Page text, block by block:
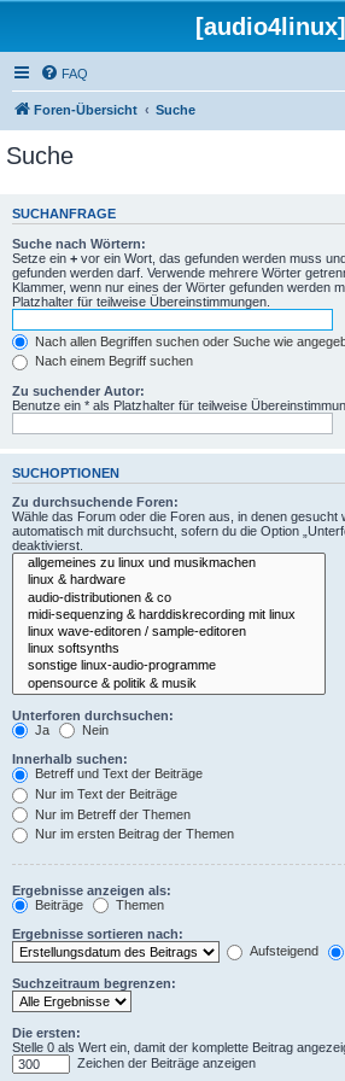
[audio4linux]
FAQ
Foren-Übersicht Suche
Suche
SUCHANFRAGE
Suche nach Wörtern:
Setze ein + vor ein Wort, das gefunden werden muss
gefunden werden darf. Verwende mehrere Wörter
Klammer, wenn nur eines der Wörter gefunden werden
Platzhalter für teilweise Übereinstimmungen.
Nach allen Begriffen suchen oder Suche wie
Nach einem Begriff suchen
Zu suchender Autor:
Benutze ein * als Platzhalter für teilweise
SUCHOPTIONEN
Zu durchsuchende Foren:
Wähle das Forum oder die Foren aus, in denen gesucht
automatisch mit durchsucht, sofern du die Option
deaktivierst.
Unterforen durchsuchen:
Ja
Nein
Innerhalb suchen:
Betreff und Text der Beiträge
Nur im Text der Beiträge
Nur im Betreff der Themen
Nur im ersten Beitrag der Themen
Ergebnisse anzeigen als:
Beiträge
Themen
Ergebnisse sortieren nach:
Aufsteigend
Suchzeitraum begrenzen:
Die ersten:
Stelle 0 als Wert ein, damit der komplette Beitrag
Zeichen der Beiträge anzeigen